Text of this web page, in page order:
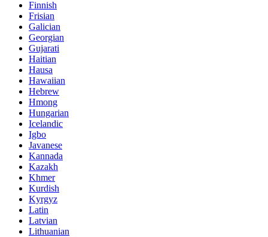
Finnish
Frisian
Galician
Georgian
Gujarati
Haitian
Hausa
Hawaiian
Hebrew
Hmong
Hungarian
Icelandic
Igbo
Javanese
Kannada
Kazakh
Khmer
Kurdish
Kyrgyz
Latin
Latvian
Lithuanian